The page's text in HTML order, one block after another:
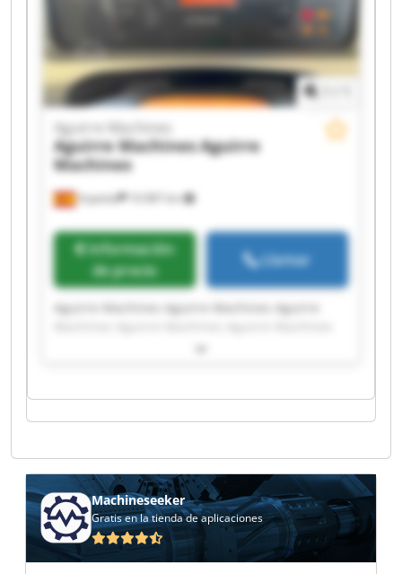
Azpeitia 10.987 km
Aguirre Machines
Aguirre MachinesAguirre
Machines
Información
de precio
Llamar
Aguirre Machines Aguirre Machines Aguirre
Aguirre Machines Aguirre Machines Aguirre
Machines Aguirre Machines Aguirre Machines
Aguirre Machines Aguirre Machines Aguirre
Machineseeker
Gratis en la tienda de aplicaciones